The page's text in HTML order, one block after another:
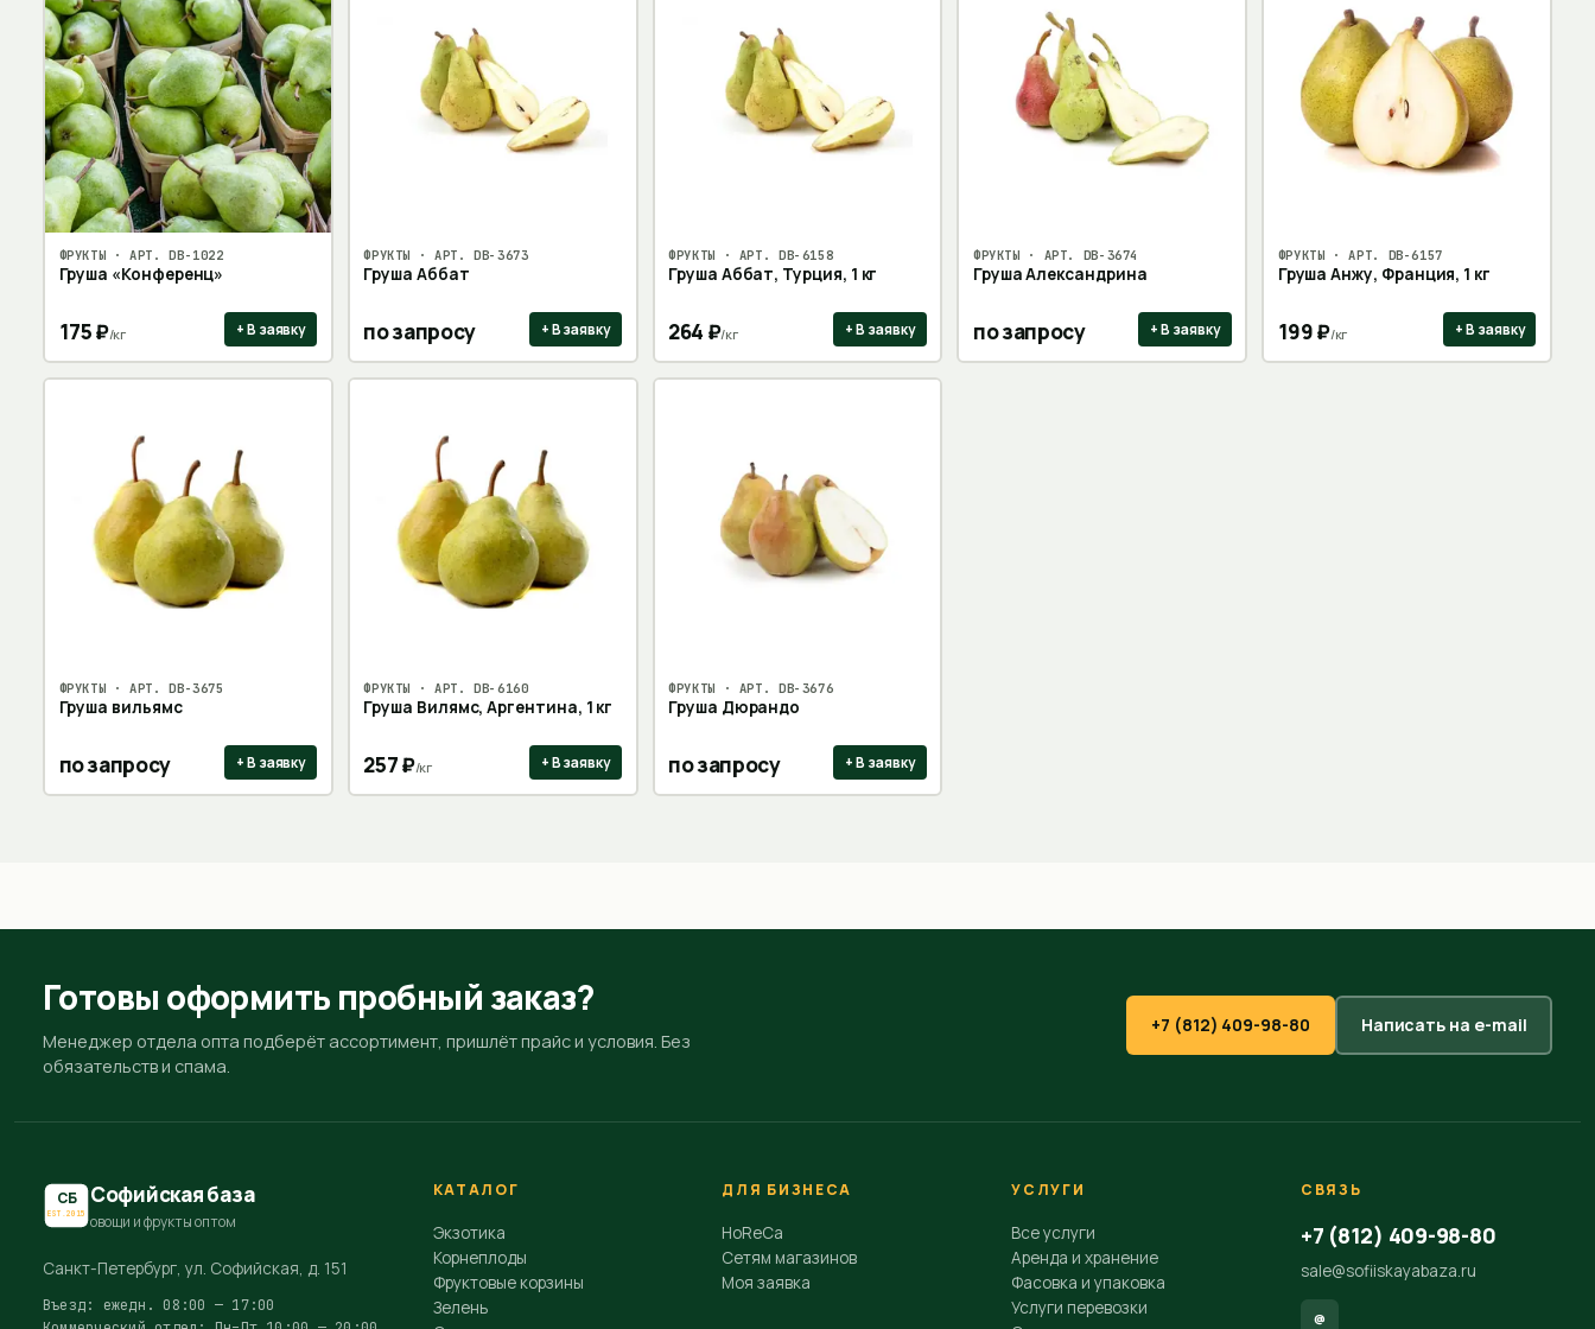
ФРУКТЫ · АРТ.DB-1022
Груша «Конференц»
175₽/кг + В заявку
ФРУКТЫ · АРТ.DB-3673
Груша Аббат
по запросу + В заявку
ФРУКТЫ · АРТ. DB-6158
Груша Аббат, Турция, 1 кг
264 ₽/кг + В заявку
ФРУКТЫ · АРТ. DB-3674
Груша Александрина
по запросу + В заявку
ФРУКТЫ · АРТ. DB-6157
Груша Анжу, Франция, 1 кг
199₽/кг + В заявку
ФРУКТЫ · АРТ.DB-3675
Груша вильямс
по запросу + В заявку
ФРУКТЫ · АРТ.DB-6160
Груша Вилямс, Аргентина, 1 кг
257₽/кг + В заявку
ФРУКТЫ · АРТ. DB-3676
Груша Дюрандо
по запросу + В заявку
Готовы оформить пробный заказ?
Менеджер отдела опта подберёт ассортимент, пришлёт прайс и условия. Без
обязательств и спама.
+7 (812) 409-98-80 Написать на e-mail
СБ
EST.2015
Софийская база
овощи и фрукты оптом
Санкт-Петербург, ул. Софийская, д. 151
Въезд: ежедн. 08:00 — 17:00
КАТАЛОГ
Экзотика
Корнеплоды
Фруктовые корзины
Зелень
ДЛЯ БИЗНЕСА
HoReCa
Сетям магазинов
Моя заявка
УСЛУГИ
Все услуги
Аренда и хранение
Фасовка и упаковка
Услуги перевозки
СВЯЗЬ
+7 (812) 409-98-80
sale@sofiiskayabaza.ru
@